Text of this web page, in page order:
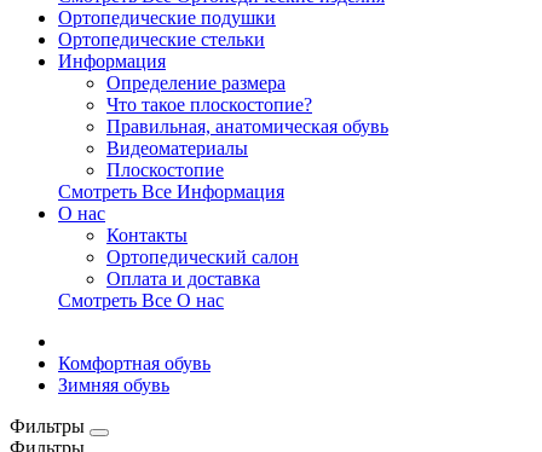
Ортопедические подушки
Ортопедические стельки
Информация
Определение размера
Что такое плоскостопие?
Правильная, анатомическая обувь
Видеоматериалы
Плоскостопие
Смотреть Все Информация
О нас
Контакты
Ортопедический салон
Оплата и доставка
Смотреть Все О нас
Комфортная обувь
Зимняя обувь
Фильтры
Фильтры